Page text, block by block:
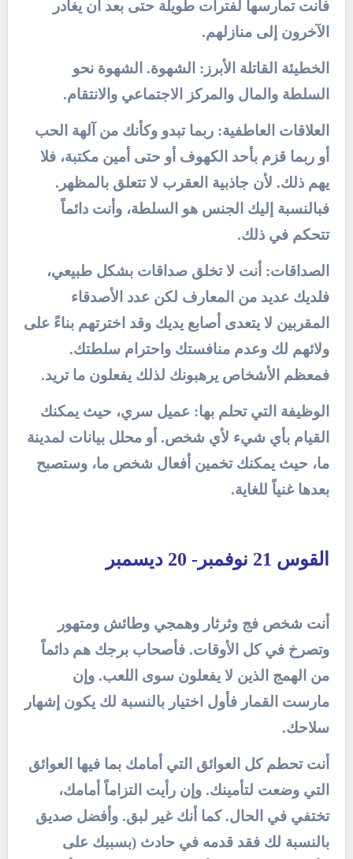
فأنت تمارسها لفترات طويلة حتى بعد أن يغادر
الآخرون إلى منازلهم.
الخطيئة القاتلة الأبرز: الشهوة. الشهوة نحو
السلطة والمال والمركز الاجتماعي والانتقام.
العلاقات العاطفية: ربما تبدو وكأنك من آلهة الحب
أو ربما قزم بأحد الكهوف أو حتى أمين مكتبة، فلا
يهم ذلك. لأن جاذبية العقرب لا تتعلق بالمظهر.
فبالنسبة إليك الجنس هو السلطة، وأنت دائماً
تتحكم في ذلك.
الصداقات: أنت لا تخلق صداقات بشكل طبيعي،
فلديك عديد من المعارف لكن عدد الأصدقاء
المقربين لا يتعدى أصابع يديك وقد اخترتهم بناءً على
ولائهم لك وعدم منافستك واحترام سلطتك.
فمعظم الأشخاص يرهبونك لذلك يفعلون ما تريد.
الوظيفة التي تحلم بها: عميل سري، حيث يمكنك
القيام بأي شيء لأي شخص. أو محلل بيانات لمدينة
ما، حيث يمكنك تخمين أفعال شخص ما، وستصبح
بعدها غنياً للغاية.
القوس 21 نوفمبر- 20 ديسمبر
أنت شخص فج وثرثار وهمجي وطائش ومتهور
وتصرخ في كل الأوقات. فأصحاب برجك هم دائماً
من الهمج الذين لا يفعلون سوى اللعب. وإن
مارست القمار فأول اختيار بالنسبة لك يكون إشهار
سلاحك.
أنت تحطم كل العوائق التي أمامك بما فيها العوائق
التي وضعت لتأمينك. وإن رأيت التزاماً أمامك،
تختفي في الحال. كما أنك غير لبق. وأفضل صديق
بالنسبة لك فقد قدمه في حادث (بسببك على